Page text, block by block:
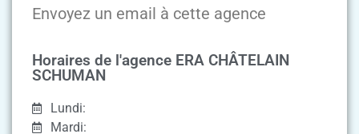
Envoyez un email à cette agence
Horaires de l'agence ERA CHÂTELAIN
SCHUMAN
Lundi:
Mardi: